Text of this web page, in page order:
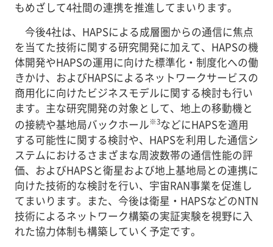
もめざして4社間の連携を推進してまいります。
今後4社は、HAPSによる成層圏からの通信に焦点
を当てた技術に関する研究開発に加えて、HAPSの機
体開発やHAPSの運用に向けた標準化・制度化への働
きかけ、およびHAPSによるネットワークサービスの
商用化に向けたビジネスモデルに関する検討も行い
ます。主な研究開発の対象として、地上の移動機と
の接続や基地局バックホール※3などにHAPSを適用
する可能性に関する検討や、HAPSを利用した通信シ
ステムにおけるさまざまな周波数帯の通信性能の評
価、およびHAPSと衛星および地上基地局との連携に
向けた技術的な検討を行い、宇宙RAN事業を促進し
てまいります。また、今後は衛星・HAPSなどのNTN
技術によるネットワーク構築の実証実験を視野に入
れた協力体制も構築していく予定です。